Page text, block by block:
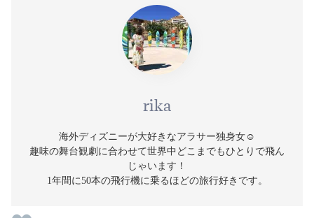
rika
海外ディズニーが大好きなアラサー独身女☺️
趣味の舞台観劇に合わせて世界中どこまでもひとりで飛ん
じゃいます！
1年間に50本の飛行機に乗るほどの旅行好きです。